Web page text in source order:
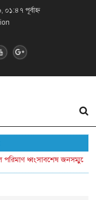
পূর্বাহ্ন
ধ্বংসাবশেষ জনসম্মুখে আনল